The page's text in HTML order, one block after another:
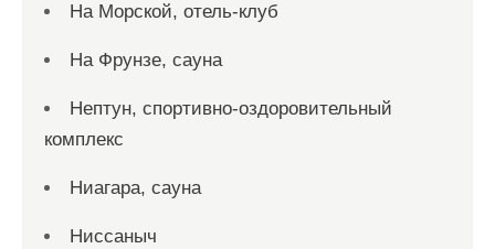
На Морской, отель-клуб
На Фрунзе, сауна
Нептун, спортивно-оздоровительный
комплекс
Ниагара, сауна
Ниссаныч